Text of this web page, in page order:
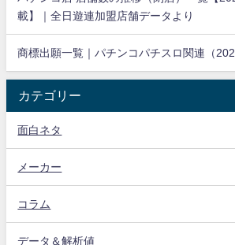
載】｜全日遊連加盟店舗データより
商標出願一覧｜パチンコパチスロ関連（
カテゴリー
面白ネタ
メーカー
コラム
データ＆解析値